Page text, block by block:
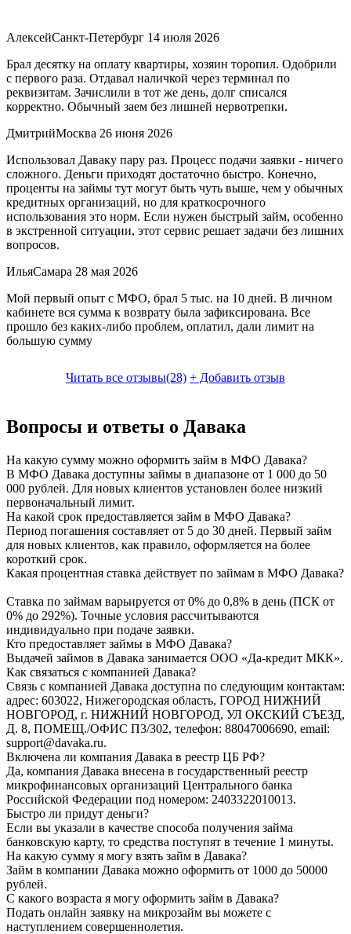
АлексейСанкт-Петербург 14 июля 2026
Брал десятку на оплату квартиры, хозяин торопил. Одобрили
с первого раза. Отдавал наличкой через терминал по
реквизитам. Зачислили в тот же день, долг списался
корректно. Обычный заем без лишней нервотрепки.
ДмитрийМосква 26 июня 2026
Использовал Даваку пару раз. Процесс подачи заявки - ничего
сложного. Деньги приходят достаточно быстро. Конечно,
проценты на займы тут могут быть чуть выше, чем у обычных
кредитных организаций, но для краткосрочного
использования это норм. Если нужен быстрый займ, особенно
в экстренной ситуации, этот сервис решает задачи без лишних
вопросов.
ИльяСамара 28 мая 2026
Мой первый опыт с МФО, брал 5 тыс. на 10 дней. В личном
кабинете вся сумма к возврату была зафиксирована. Все
прошло без каких-либо проблем, оплатил, дали лимит на
большую сумму
Читать все отзывы(28) + Добавить отзыв
Вопросы и ответы о Давака
На какую сумму можно оформить займ в МФО Давака?
В МФО Давака доступны займы в диапазоне от 1 000 до 50
000 рублей. Для новых клиентов установлен более низкий
первоначальный лимит.
На какой срок предоставляется займ в МФО Давака?
Период погашения составляет от 5 до 30 дней. Первый займ
для новых клиентов, как правило, оформляется на более
короткий срок.
Какая процентная ставка действует по займам в МФО Давака?
Ставка по займам варьируется от 0% до 0,8% в день (ПСК от
0% до 292%). Точные условия рассчитываются
индивидуально при подаче заявки.
Кто предоставляет займы в МФО Давака?
Выдачей займов в Давака занимается ООО «Да-кредит МКК».
Как связаться с компанией Давака?
Связь с компанией Давака доступна по следующим контактам:
адрес: 603022, Нижегородская область, ГОРОД НИЖНИЙ
НОВГОРОД, г. НИЖНИЙ НОВГОРОД, УЛ ОКСКИЙ СЪЕЗД,
Д. 8, ПОМЕЩ./ОФИС П3/302, телефон: 88047006690, email:
support@davaka.ru.
Включена ли компания Давака в реестр ЦБ РФ?
Да, компания Давака внесена в государственный реестр
микрофинансовых организаций Центрального банка
Российской Федерации под номером: 2403322010013.
Быстро ли придут деньги?
Если вы указали в качестве способа получения займа
банковскую карту, то средства поступят в течение 1 минуты.
На какую сумму я могу взять займ в Давака?
Займ в компании Давака можно оформить от 1000 до 50000
рублей.
С какого возраста я могу оформить займ в Давака?
Подать онлайн заявку на микрозайм вы можете с
наступлением совершеннолетия.